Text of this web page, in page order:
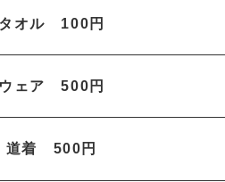
タオル 100円
ウェア 500円
道着 500円